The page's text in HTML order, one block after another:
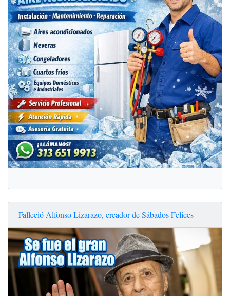
Falleció Alfonso Lizarazo, creador de Sábados Felices